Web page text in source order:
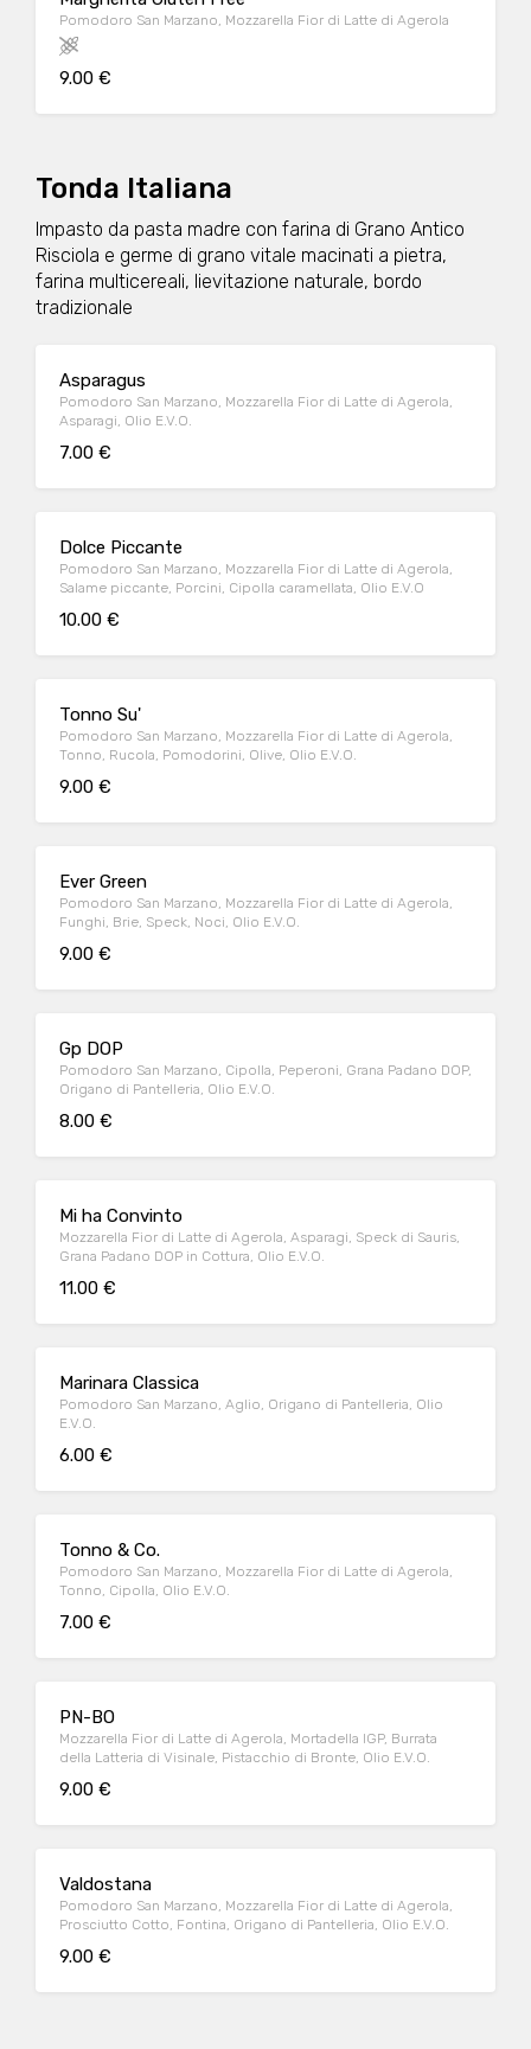
Pomodoro San Marzano, Mozzarella Fior di Latte di Agerola
9.00 €
Tonda Italiana
Impasto da pasta madre con farina di Grano Antico
Risciola e germe di grano vitale macinati a pietra,
farina multicereali, lievitazione naturale, bordo
tradizionale
Asparagus
Pomodoro San Marzano, Mozzarella Fior di Latte di Agerola,
Asparagi, Olio E.V.O.
7.00 €
Dolce Piccante
Pomodoro San Marzano, Mozzarella Fior di Latte di Agerola,
Salame piccante, Porcini, Cipolla caramellata, Olio E.V.O
10.00 €
Tonno Su'
Pomodoro San Marzano, Mozzarella Fior di Latte di Agerola,
Tonno, Rucola, Pomodorini, Olive, Olio E.V.O.
9.00 €
Ever Green
Pomodoro San Marzano, Mozzarella Fior di Latte di Agerola,
Funghi, Brie, Speck, Noci, Olio E.V.O.
9.00 €
Gp DOP
Pomodoro San Marzano, Cipolla, Peperoni, Grana Padano DOP,
Origano di Pantelleria, Olio E.V.O.
8.00 €
Mi ha Convinto
Mozzarella Fior di Latte di Agerola, Asparagi, Speck di Sauris,
Grana Padano DOP in Cottura, Olio E.V.O.
11.00 €
Marinara Classica
Pomodoro San Marzano, Aglio, Origano di Pantelleria, Olio
E.V.O.
6.00 €
Tonno & Co.
Pomodoro San Marzano, Mozzarella Fior di Latte di Agerola,
Tonno, Cipolla, Olio E.V.O.
7.00 €
PN-BO
Mozzarella Fior di Latte di Agerola, Mortadella IGP, Burrata
della Latteria di Visinale, Pistacchio di Bronte, Olio E.V.O.
9.00 €
Valdostana
Pomodoro San Marzano, Mozzarella Fior di Latte di Agerola,
Prosciutto Cotto, Fontina, Origano di Pantelleria, Olio E.V.O.
9.00 €